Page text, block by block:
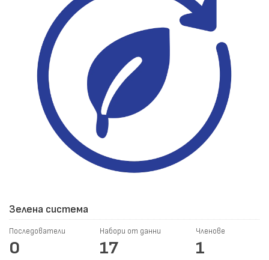
Зелена система
Последователи
0
Набори от данни
17
Членове
1